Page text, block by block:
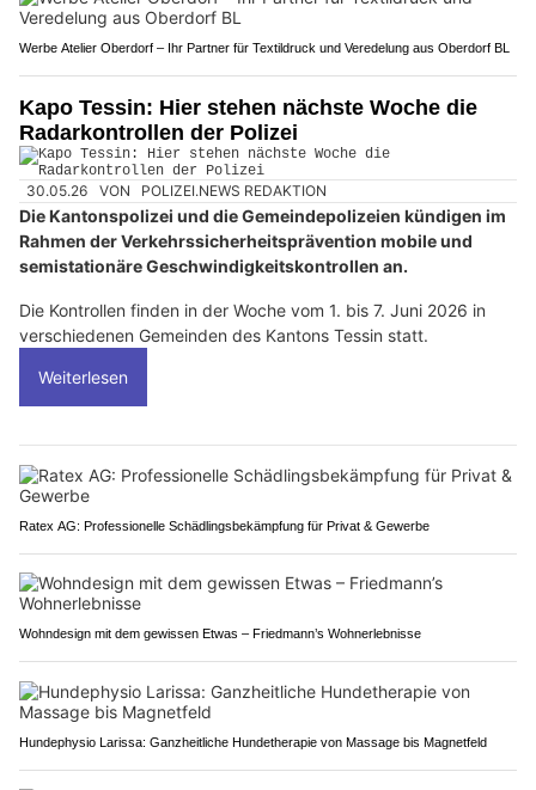
Werbe Atelier Oberdorf – Ihr Partner für Textildruck und Veredelung aus Oberdorf BL
Kapo Tessin: Hier stehen nächste Woche die
Radarkontrollen der Polizei
30.05.26 VON POLIZEI.NEWS REDAKTION
Die Kantonspolizei und die Gemeindepolizeien kündigen im
Rahmen der Verkehrssicherheitsprävention mobile und
semistationäre Geschwindigkeitskontrollen an.
Die Kontrollen finden in der Woche vom 1. bis 7. Juni 2026 in
verschiedenen Gemeinden des Kantons Tessin statt.
Weiterlesen
Ratex AG: Professionelle Schädlingsbekämpfung für Privat & Gewerbe
Wohndesign mit dem gewissen Etwas – Friedmann’s Wohnerlebnisse
Hundephysio Larissa: Ganzheitliche Hundetherapie von Massage bis Magnetfeld